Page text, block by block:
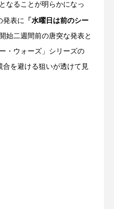
なることが明らかになっ
発表に 「水曜日は前のシー
始二週間前の唐突な発表と
・ウォーズ」シリーズの
合を避ける狙いが透けて見